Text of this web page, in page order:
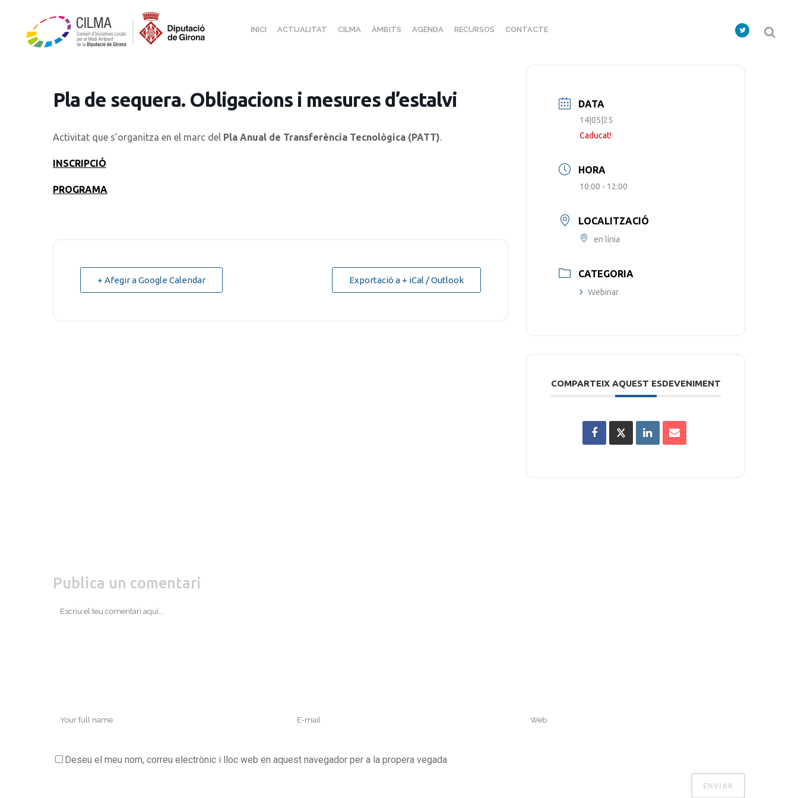
INICI ACTUALITAT CILMA ÀMBITS AGENDA RECURSOS CONTACTE
Pla de sequera. Obligacions i mesures d’estalvi
Activitat que s’organitza en el marc del Pla Anual de Transferència Tecnològica (PATT).
INSCRIPCIÓ
PROGRAMA
+ Afegir a Google Calendar Exportació a + iCal / Outlook
DATA
14|05|25
Caducat!
HORA
10:00 - 12:00
LOCALITZACIÓ
en línia
CATEGORIA
Webinar
COMPARTEIX AQUEST ESDEVENIMENT
Publica un comentari
Deseu el meu nom, correu electrònic i lloc web en aquest navegador per a la propera vegada